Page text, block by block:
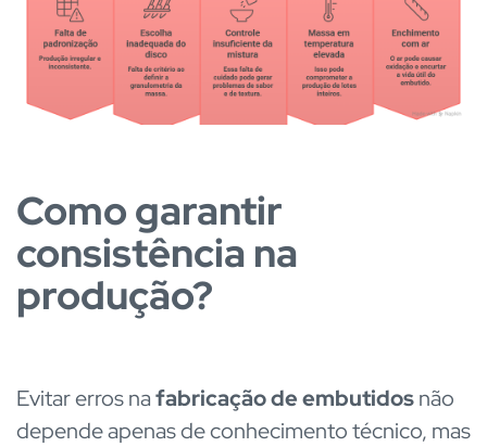
Como garantir
consistência na
produção?
Evitar erros nafabricação de embutidosnão
depende apenas de conhecimento técnico, mas